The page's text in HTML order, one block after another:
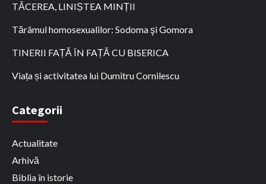
TĂCEREA, LINIȘTEA MINȚII
Tărâmul homosexualilor: Sodoma şi Gomora
TINERII FAȚĂ ÎN FAȚĂ CU BISERICA
Viața și activitatea lui Dumitru Cornilescu
Categorii
Actualitate
Arhivă
Biblia în istorie